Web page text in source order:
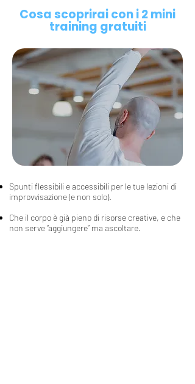
Cosa scoprirai con i 2 mini
training gratuiti
Spunti flessibili e accessibili per le tue lezioni di
improvvisazione (e non solo).
Che il corpo è già pieno di risorse creative, e che
non serve “aggiungere” ma ascoltare.